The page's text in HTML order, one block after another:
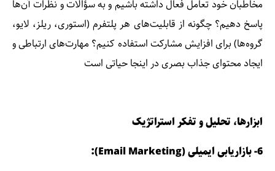
مخاطبان خود تعامل فعال داشته باشیم و به سؤالات و نظرات آن‌ها
پاسخ دهیم؟ چگونه از قابلیت‌های هر پلتفرم (استوری، ریلز، لایو،
گروه‌ها) برای افزایش مشارکت استفاده کنیم؟ مهارت‌های ارتباطی و
ایجاد محتوای جذاب بصری در اینجا حیاتی است
ابزارها، تحلیل و تفکر استراتژیک
-بازاریابی ایمیلی (Email Marketing):